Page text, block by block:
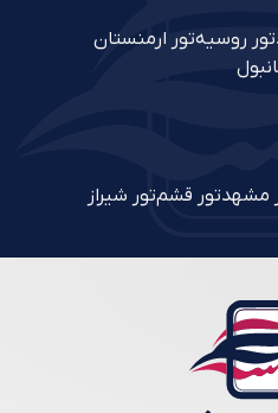
تور روسیهتور ارمنستان
مشهدتور قشمتور شیراز